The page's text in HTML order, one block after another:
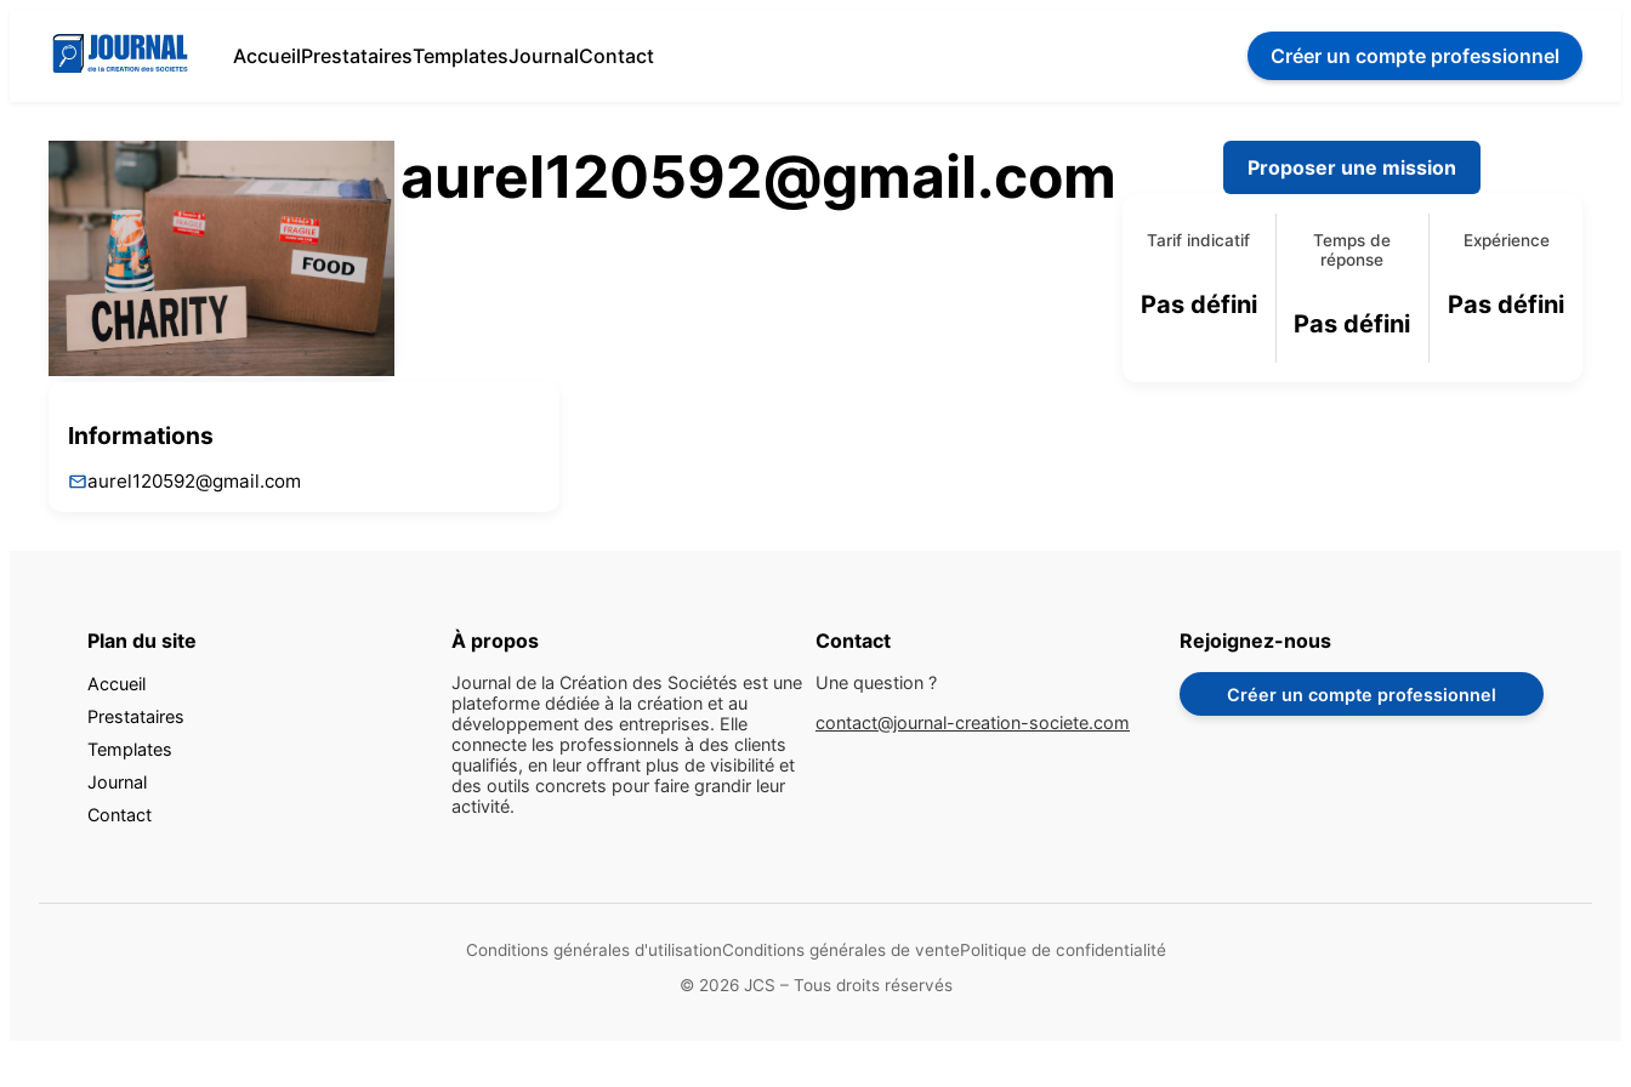
AccueilPrestatairesTemplatesJournalContact Créer un compte professionnel
aurel120592@gmail.com Proposer une mission
Tarif indicatif
Pas défini
Temps de
réponse
Pas défini
Expérience
Pas défini
Informations
aurel120592@gmail.com
Plan du site
Accueil
Prestataires
Templates
Journal
Contact
À propos
Journal de la Création des Sociétés est une
plateforme dédiée à la création et au
développement des entreprises. Elle
connecte les professionnels à des clients
qualifiés, en leur offrant plus de visibilité et
des outils concrets pour faire grandir leur
activité.
Contact
Une question ?
contact@journal-creation-societe.com
Rejoignez-nous
Créer un compte professionnel
Conditions générales d'utilisationConditions générales de ventePolitique de confidentialité
© 2026 JCS – Tous droits réservés